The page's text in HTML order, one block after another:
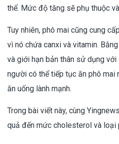
thể. Mức độ tăng sẽ phụ thuộc
Tuy nhiên, phô mai cũng cung
vì nó chứa canxi và vitamin.
và giới hạn bản thân sử dụng
người có thể tiếp tục ăn phô mai
ăn uống lành mạnh.
Trong bài viết này, cùng
quả đến mức cholesterol và loại